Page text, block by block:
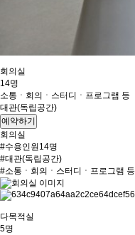
회의실
14명
소통ㆍ회의ㆍ스터디ㆍ프로그램 등
대관(독립공간)
예약하기
회의실
#수용인원14명
#대관(독립공간)
#소통ㆍ회의ㆍ스터디ㆍ프로그램 등
다목적실
5명